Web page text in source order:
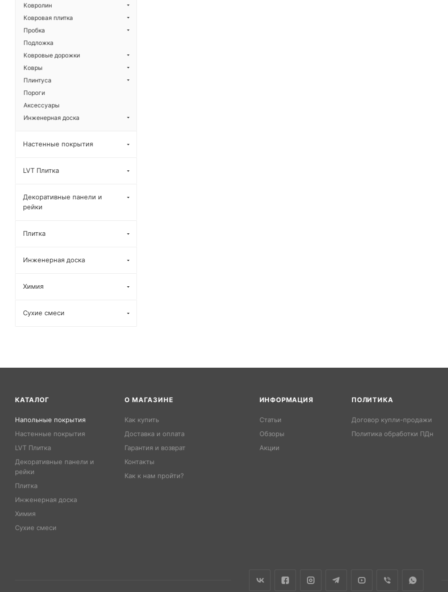
Ковролин
Ковровая плитка
Пробка
Подложка
Ковровые дорожки
Ковры
Плинтуса
Пороги
Аксессуары
Инженерная доска
Настенные покрытия
LVT Плитка
Декоративные панели и
рейки
Плитка
Инженерная доска
Химия
Сухие смеси
КАТАЛОГ
Напольные покрытия
Настенные покрытия
LVT Плитка
Декоративные панели и
рейки
Плитка
Инженерная доска
Химия
Сухие смеси
О МАГАЗИНЕ
Как купить
Доставка и оплата
Гарантия и возврат
Контакты
Как к нам пройти?
ИНФОРМАЦИЯ
Статьи
Обзоры
Акции
ПОЛИТИКА
Договор купли-продажи
Политика обработки ПДн